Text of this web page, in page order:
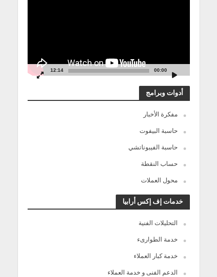
00:00
12:14
أدوات وبرامج
مفكرة الأخبار
حاسبة البيفوت
حاسبة الفيبوناتشي
حساب النقطة
محول العملات
خدمات إف إكس أرابيا
التحليلات الفنية
خدمة الطوارىء
خدمة كبار العملاء
الدعم الفنى و خدمة العملاء